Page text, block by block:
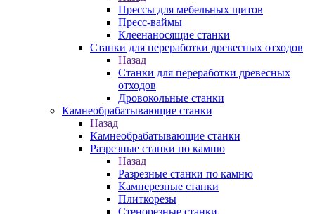
Прессы для мебельных щитов
Пресс-ваймы
Клеенаносящие станки
Станки для переработки древесных отходов
Назад
Станки для переработки древесных
отходов
Дровокольные станки
Камнеобрабатывающие станки
Назад
Камнеобрабатывающие станки
Разрезные станки по камню
Назад
Разрезные станки по камню
Камнерезные станки
Плиткорезы
Стенорезные станки